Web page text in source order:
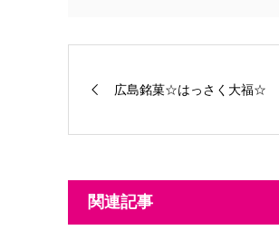
広島銘菓☆はっさく大福☆
関連記事